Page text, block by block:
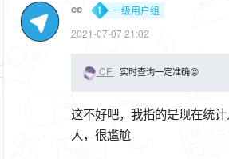
cc
一级用户组
2021-07-07 21:02
CF 实时查询一定准确😛
这不好吧，我指的是现在统
人，很尴尬